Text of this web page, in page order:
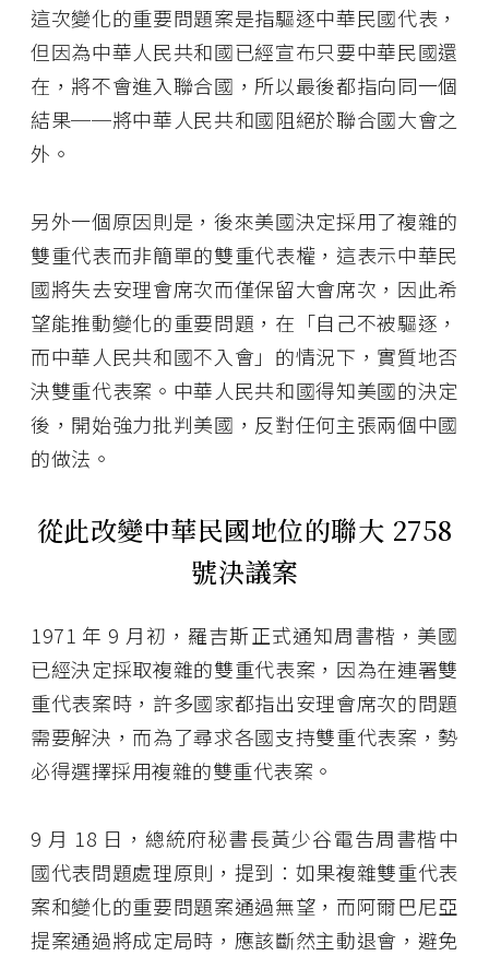
這次變化的重要問題案是指驅逐中華民國代表，
但因為中華人民共和國已經宣布只要中華民國還
在，將不會進入聯合國，所以最後都指向同一個
結果──將中華人民共和國阻絕於聯合國大會之
外。
另外一個原因則是，後來美國決定採用了複雜的
雙重代表而非簡單的雙重代表權，這表示中華民
國將失去安理會席次而僅保留大會席次，因此希
望能推動變化的重要問題，在「自己不被驅逐，
而中華人民共和國不入會」的情況下，實質地否
決雙重代表案。中華人民共和國得知美國的決定
後，開始強力批判美國，反對任何主張兩個中國
的做法。
從此改變中華民國地位的聯大 2758
號決議案
1971 年 9 月初，羅吉斯正式通知周書楷，美國
已經決定採取複雜的雙重代表案，因為在連署雙
重代表案時，許多國家都指出安理會席次的問題
需要解決，而為了尋求各國支持雙重代表案，勢
必得選擇採用複雜的雙重代表案。
9 月 18 日，總統府秘書長黃少谷電告周書楷中
國代表問題處理原則，提到：如果複雜雙重代表
案和變化的重要問題案通過無望，而阿爾巴尼亞
提案通過將成定局時，應該斷然主動退會，避免